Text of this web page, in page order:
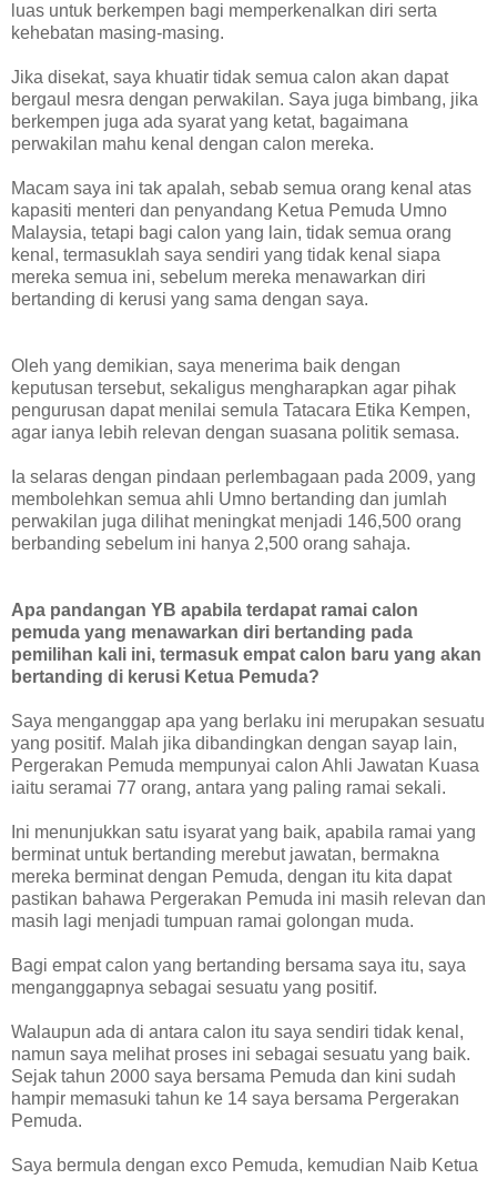
luas untuk berkempen bagi memperkenalkan diri serta
kehebatan masing-masing.
Jika disekat, saya khuatir tidak semua calon akan dapat
bergaul mesra dengan perwakilan. Saya juga bimbang, jika
berkempen juga ada syarat yang ketat, bagaimana
perwakilan mahu kenal dengan calon mereka.
Macam saya ini tak apalah, sebab semua orang kenal atas
kapasiti menteri dan penyandang Ketua Pemuda Umno
Malaysia, tetapi bagi calon yang lain, tidak semua orang
kenal, termasuklah saya sendiri yang tidak kenal siapa
mereka semua ini, sebelum mereka menawarkan diri
bertanding di kerusi yang sama dengan saya.
Oleh yang demikian, saya menerima baik dengan
keputusan tersebut, sekaligus mengharapkan agar pihak
pengurusan dapat menilai semula Tatacara Etika Kempen,
agar ianya lebih relevan dengan suasana politik semasa.
Ia selaras dengan pindaan perlembagaan pada 2009, yang
membolehkan semua ahli Umno bertanding dan jumlah
perwakilan juga dilihat meningkat menjadi 146,500 orang
berbanding sebelum ini hanya 2,500 orang sahaja.
Apa pandangan YB apabila terdapat ramai calon
pemuda yang menawarkan diri bertanding pada
pemilihan kali ini, termasuk empat calon baru yang akan
bertanding di kerusi Ketua Pemuda?
Saya menganggap apa yang berlaku ini merupakan sesuatu
yang positif. Malah jika dibandingkan dengan sayap lain,
Pergerakan Pemuda mempunyai calon Ahli Jawatan Kuasa
iaitu seramai 77 orang, antara yang paling ramai sekali.
Ini menunjukkan satu isyarat yang baik, apabila ramai yang
berminat untuk bertanding merebut jawatan, bermakna
mereka berminat dengan Pemuda, dengan itu kita dapat
pastikan bahawa Pergerakan Pemuda ini masih relevan dan
masih lagi menjadi tumpuan ramai golongan muda.
Bagi empat calon yang bertanding bersama saya itu, saya
menganggapnya sebagai sesuatu yang positif.
Walaupun ada di antara calon itu saya sendiri tidak kenal,
namun saya melihat proses ini sebagai sesuatu yang baik.
Sejak tahun 2000 saya bersama Pemuda dan kini sudah
hampir memasuki tahun ke 14 saya bersama Pergerakan
Pemuda.
Saya bermula dengan exco Pemuda, kemudian Naib Ketua